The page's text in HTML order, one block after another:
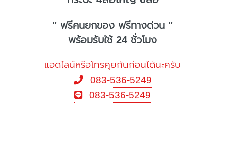
" ฟรีคนยกของ ฟรีทางด่วน "
พร้อมรับใช้ 24 ชั่วโมง
แอดไลน์หรือโทรคุยกันก่อนได้นะครับ
083-536-5249
083-536-5249